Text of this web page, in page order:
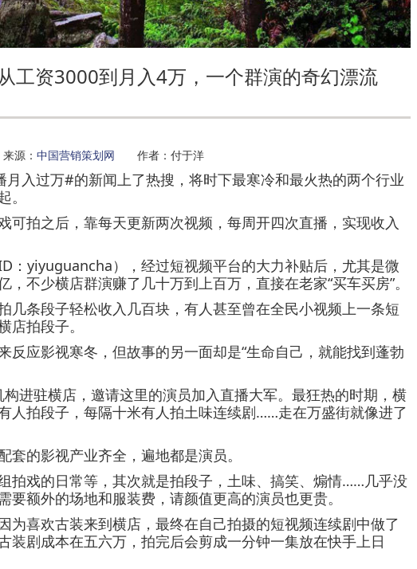
工资3000到月入4万，一个群演的奇幻漂流
来源： 中国营销策划网 作者：付于洋
过万#的新闻上了热搜，将时下最寒冷和最火热的两个行业
拍之后，靠每天更新两次视频，每周开四次直播，实现收入
yiyuguancha），经过短视频平台的大力补贴后，尤其是微
不少横店群演赚了几十万到上百万，直接在老家“买车买房”。
条段子轻松收入几百块，有人甚至曾在全民小视频上一条短
店拍段子。
应影视寒冬，但故事的另一面却是“生命自己，就能找到蓬勃
驻横店，邀请这里的演员加入直播大军。最狂热的时期，横
人拍段子，每隔十米有人拍土味连续剧……走在万盛街就像进了
的影视产业齐全，遍地都是演员。
戏的日常等，其次就是拍段子，土味、搞笑、煽情……几乎没
额外的场地和服装费，请颜值更高的演员也更贵。
喜欢古装来到横店，最终在自己拍摄的短视频连续剧中做了
装剧成本在五六万，拍完后会剪成一分钟一集放在快手上日